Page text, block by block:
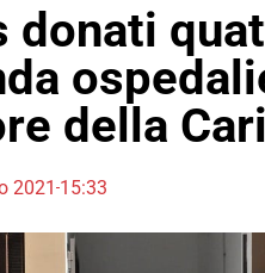
donati
della
2021 15:33